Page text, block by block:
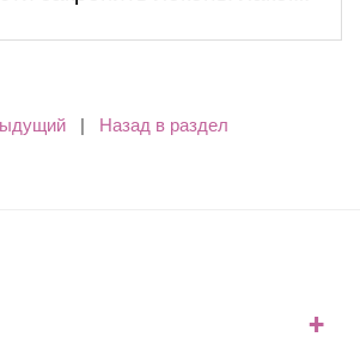
| Назад в раздел
+